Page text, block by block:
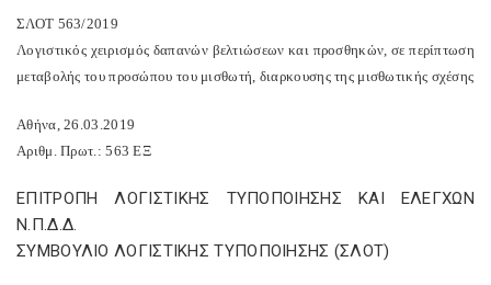
ΣΛΟΤ 563/2019
Λογιστικός χειρισμός δαπανών βελτιώσεων και προσθηκών, σε περίπτωση
μεταβολής του προσώπου του μισθωτή, διαρκουσης της μισθωτικής σχέσης
Αθήνα, 26.03.2019
Αριθμ. Πρωτ.: 563 ΕΞ
ΕΠΙΤΡΟΠΗ ΛΟΓΙΣΤΙΚΗΣ ΤΥΠΟΠΟΙΗΣΗΣ ΚΑΙ ΕΛΕΓΧΩΝ
Ν.Π.Δ.Δ.
ΣΥΜΒΟΥΛΙΟ ΛΟΓΙΣΤΙΚΗΣ ΤΥΠΟΠΟΙΗΣΗΣ (ΣΛΟΤ)